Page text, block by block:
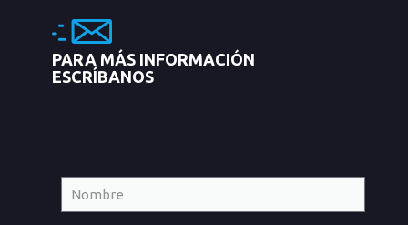
PARA MÁS INFORMACIÓN
ESCRÍBANOS